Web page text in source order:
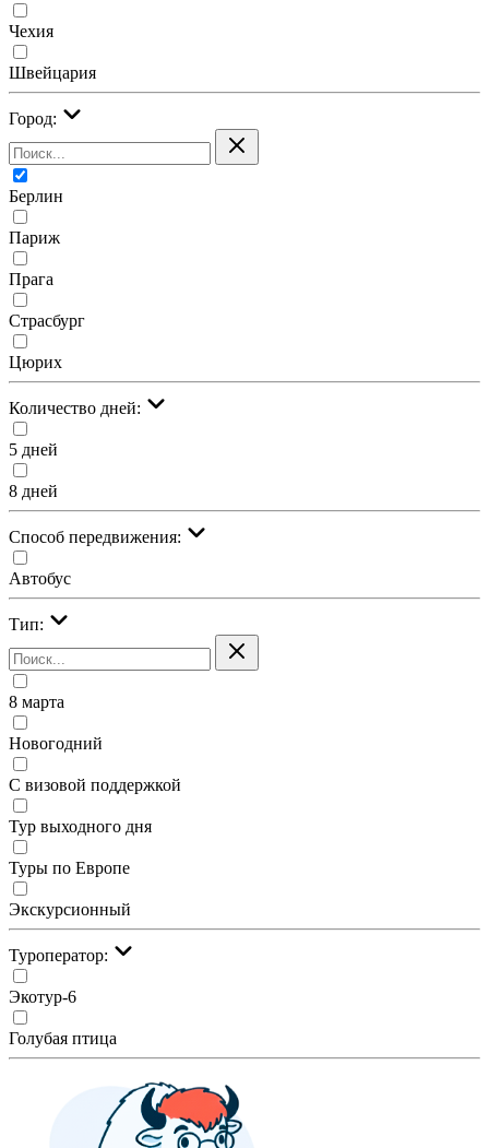
Чехия
Швейцария
Город:
Берлин
Париж
Прага
Страсбург
Цюрих
Количество дней:
5 дней
8 дней
Cпособ передвижения:
Автобус
Тип:
8 марта
Новогодний
С визовой поддержкой
Тур выходного дня
Туры по Европе
Экскурсионный
Туроператор:
Экотур-6
Голубая птица